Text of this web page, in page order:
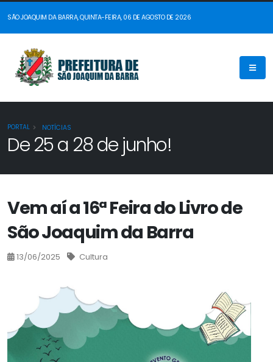
SÃO JOAQUIM DA BARRA, QUINTA-FEIRA, 06 DE AGOSTO DE 2026
PORTAL NOTÍCIAS
De 25 a 28 de junho!
Vem aí a 16ª Feira do Livro de
São Joaquim da Barra
13/06/2025 Cultura